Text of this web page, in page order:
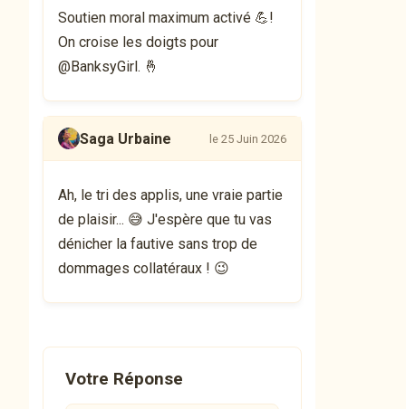
Soutien moral maximum activé 💪!
On croise les doigts pour
@BanksyGirl. 🤞
Saga Urbaine le 25 Juin 2026
Ah, le tri des applis, une vraie partie
de plaisir... 😅 J'espère que tu vas
dénicher la fautive sans trop de
dommages collatéraux ! 😉
Votre Réponse